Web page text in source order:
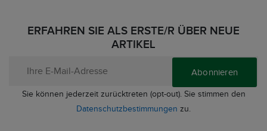
ERFAHREN SIE ALS ERSTE/R ÜBER NEUE
ARTIKEL
Abonnieren
Sie können jederzeit zurücktreten (opt-out). Sie stimmen den
Datenschutzbestimmungen zu.